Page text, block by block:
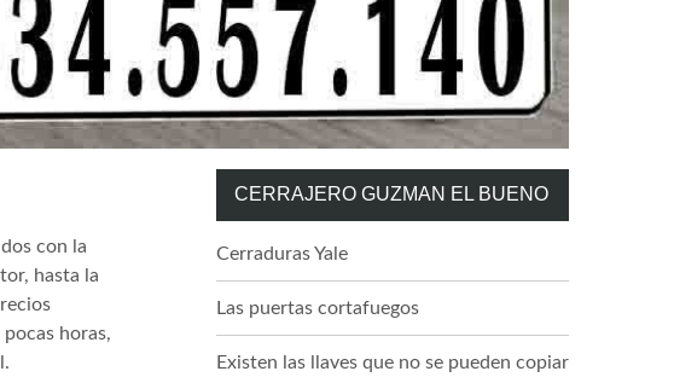
con la
hasta la
horas,
CERRAJERO GUZMAN EL BUENO
Cerraduras Yale
Las puertas cortafuegos
Existen las llaves que no se pueden copiar